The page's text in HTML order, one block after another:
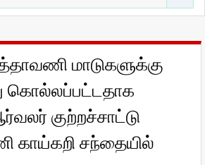
மாடுகளுக்கு
கொல்லப்பட்டதாக
குற்றச்சாட்டு
காய்கறி சந்தையில்